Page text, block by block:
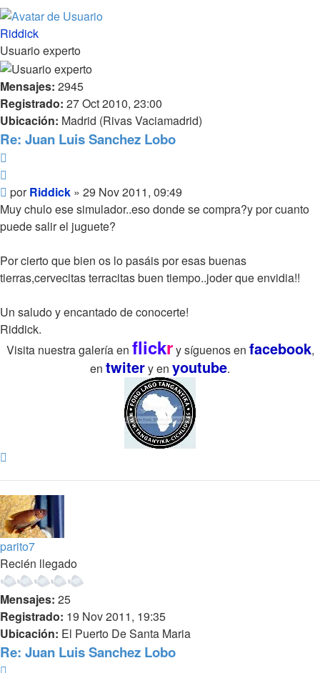
Riddick
Usuario experto
Mensajes: 2945
Registrado: 27 Oct 2010, 23:00
Ubicación: Madrid (Rivas Vaciamadrid)
Re: Juan Luis Sanchez Lobo
Mensaje
porRiddick » 29 Nov 2011, 09:49
Muy chulo ese simulador..eso donde se compra?y por cuanto
puede salir el juguete?
Por cierto que bien os lo pasáis por esas buenas
tierras,cervecitas terracitas buen tiempo..joder que envidia!!
Un saludo y encantado de conocerte!
Riddick.
Visita nuestra galería en flickry síguenos en facebook,
en twitery en youtube.
parito7
Recién llegado
Mensajes: 25
Registrado: 19 Nov 2011, 19:35
Ubicación: El Puerto De Santa Maria
Re: Juan Luis Sanchez Lobo